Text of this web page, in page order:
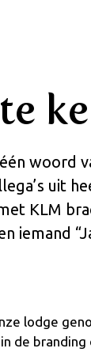
woord
uit
KLM
iemand
lodge
de